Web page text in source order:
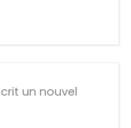
un nouvel